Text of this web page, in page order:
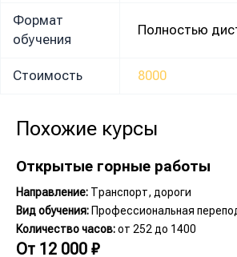
Формат
обучения
Полностью
Стоимость 8000
Похожие курсы
Открытые горные работы
Направление: Транспорт, дороги
Вид обучения: Профессиональная
Количество часов:от 252 до 1400
От 12 000 ₽